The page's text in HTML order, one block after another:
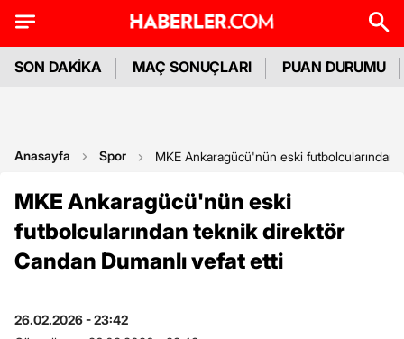
SON DAKİKA MAÇ SONUÇLARI PUAN DURUMU
Anasayfa Spor MKE Ankaragücü'nün eski
MKE Ankaragücü'nün eski
futbolcularından teknik direktör
Candan Dumanlı vefat etti
26.02.2026 - 23:42